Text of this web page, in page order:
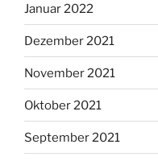
Januar 2022
Dezember 2021
November 2021
Oktober 2021
September 2021